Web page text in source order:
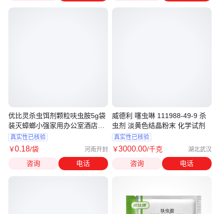
优比灵杀虫饵剂颗粒呋虫胺5g袋
装灭蟑螂小强家用办公室酒店消
杀用
真实性已核验
￥0.18/袋 河南开封
咨询 电话
威德利 噻虫啉 111988-49-9 杀
虫剂 淡黄色结晶粉末 化学试剂
真实性已核验
￥3000.00/千克 湖北武汉
咨询 电话